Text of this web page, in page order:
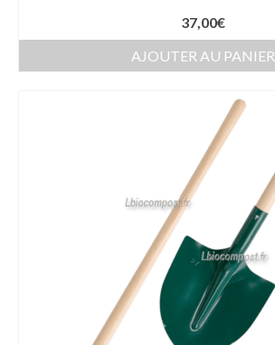
Arbustes de haies37,00€
AJOUTER AU PANIER